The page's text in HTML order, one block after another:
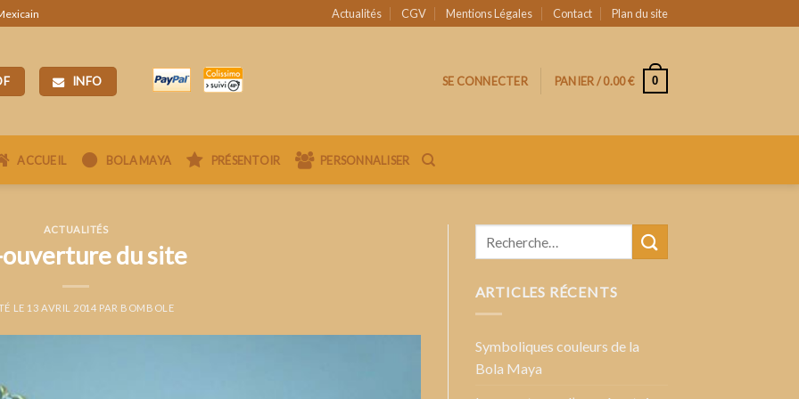
Actualités CGV Mentions Légales Contact Plan du site
INFO SE CONNECTER PANIER /0.00€ 0
ACCUEIL BOLA MAYA PRÉSENTOIR PERSONNALISER
ACTUALITÉS
ouverture du site
LE 13 AVRIL 2014 PAR BOMBOLE
ARTICLES RÉCENTS
Symboliques couleurs de la
Bola Maya